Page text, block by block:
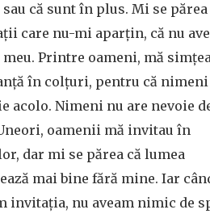
sau că sunt în plus. Mi se părea
care nu-mi aparțin, că nu
Printre oameni, mă
în colțuri, pentru că nimeni
acolo. Nimeni nu are nevoie
oamenii mă invitau în
dar mi se părea că lumea
mai bine fără mine. Iar
invitația, nu aveam nimic de